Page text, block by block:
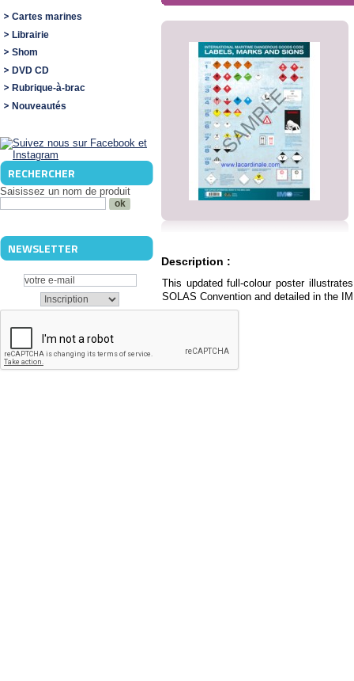
Cartes marines
Librairie
Shom
DVD CD
Rubrique-à-brac
Nouveautés
RECHERCHER
Saisissez un nom de produit
NEWSLETTER
Description :
This updated full-colour poster
SOLAS Convention and detailed in the